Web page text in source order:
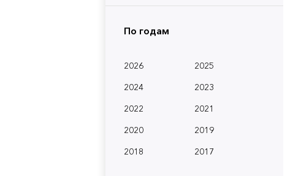
По годам
2026
2025
2024
2023
2022
2021
2020
2019
2018
2017